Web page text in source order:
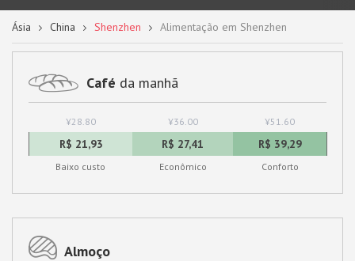
Ásia China Shenzhen Alimentação em Shenzhen
Café da manhã
¥28.80 ¥36.00 ¥51.60
R$ 21,93 R$ 27,41 R$ 39,29
Baixo custo Econômico Conforto
Almoço